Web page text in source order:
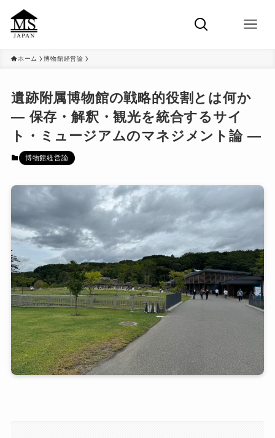
ホーム 博物館経営論
遺跡附属博物館の戦略的役割とは何か
― 保存・解釈・観光を統合するサイ
ト・ミュージアムのマネジメント論 ―
博物館経営論